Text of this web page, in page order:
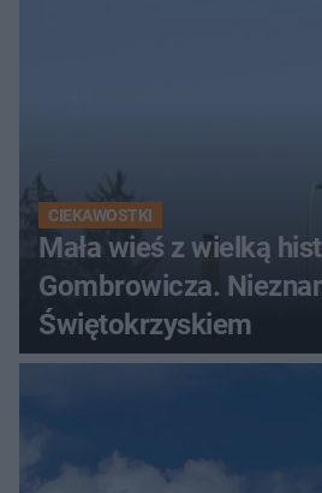
CIEKAWOSTKI
Mała wieś z wielką
Gombrowicza.
Świętokrzyskiem